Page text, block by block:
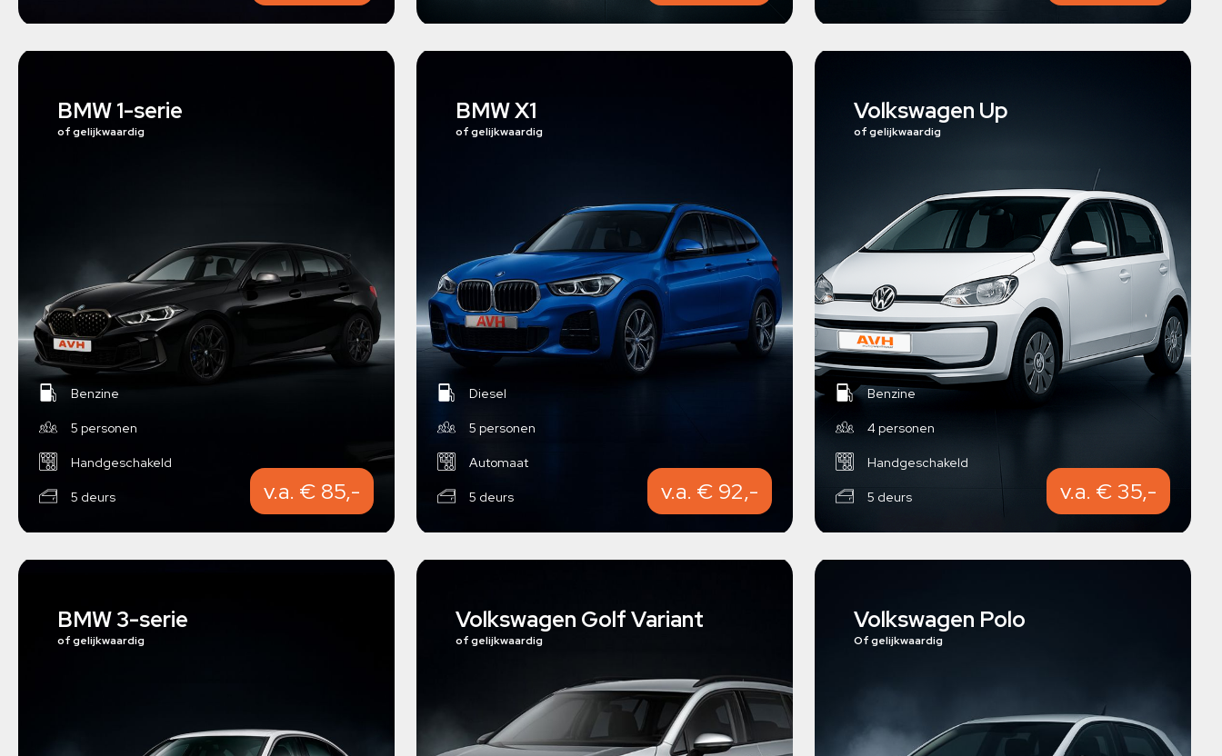
BMW 1-serie
of gelijkwaardig
Benzine
5 personen
Handgeschakeld
5 deurs v.a. € 85,-
BMW X1
of gelijkwaardig
Diesel
5 personen
Automaat
5 deurs v.a. € 92,-
Volkswagen Up
of gelijkwaardig
Benzine
4 personen
Handgeschakeld
5 deurs v.a. € 35,-
BMW 3-serie
of gelijkwaardig
Volkswagen Golf Variant
of gelijkwaardig
Volkswagen Polo
Of gelijkwaardig